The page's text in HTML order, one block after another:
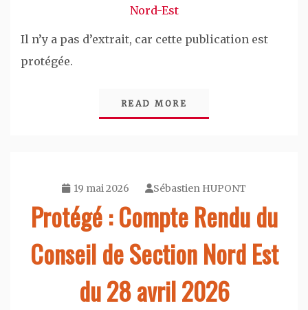
Nord-Est
Il n’y a pas d’extrait, car cette publication est
protégée.
READ MORE
19 mai 2026 Sébastien HUPONT
Protégé : Compte Rendu du
Conseil de Section Nord Est
du 28 avril 2026